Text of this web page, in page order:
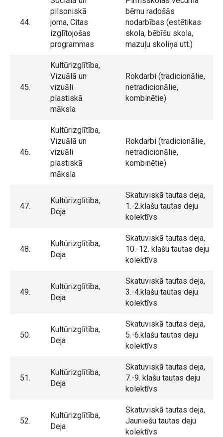
44.
pilsoniskā
joma, Citas
izglītojošas
programmas
bērnu radošās
nodarbības (estētikas
skola, bēbīšu skola,
mazuļu skoliņa utt.)
45.
Kultūrizglītība,
Vizuālā un
vizuāli
plastiskā
māksla
Rokdarbi (tradicionālie,
netradicionālie,
kombinētie)
46.
Kultūrizglītība,
Vizuālā un
vizuāli
plastiskā
māksla
Rokdarbi (tradicionālie,
netradicionālie,
kombinētie)
47.
Kultūrizglītība,
Deja
Skatuviskā tautas deja,
1.-2.klašu tautas deju
kolektīvs
48.
Kultūrizglītība,
Deja
Skatuviskā tautas deja,
10.-12. klašu tautas deju
kolektīvs
49.
Kultūrizglītība,
Deja
Skatuviskā tautas deja,
3.-4.klašu tautas deju
kolektīvs
50.
Kultūrizglītība,
Deja
Skatuviskā tautas deja,
5.-6.klašu tautas deju
kolektīvs
51.
Kultūrizglītība,
Deja
Skatuviskā tautas deja,
7.-9. klašu tautas deju
kolektīvs
52.
Kultūrizglītība,
Deja
Skatuviskā tautas deja,
Jauniešu tautas deju
kolektīvs